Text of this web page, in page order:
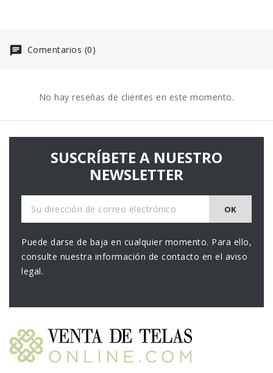
Comentarios (0)
No hay reseñas de clientes en este momento.
SUSCRÍBETE A NUESTRO
NEWSLETTER
Puede darse de baja en cualquier momento. Para ello,
consulte nuestra información de contacto en el aviso
legal.